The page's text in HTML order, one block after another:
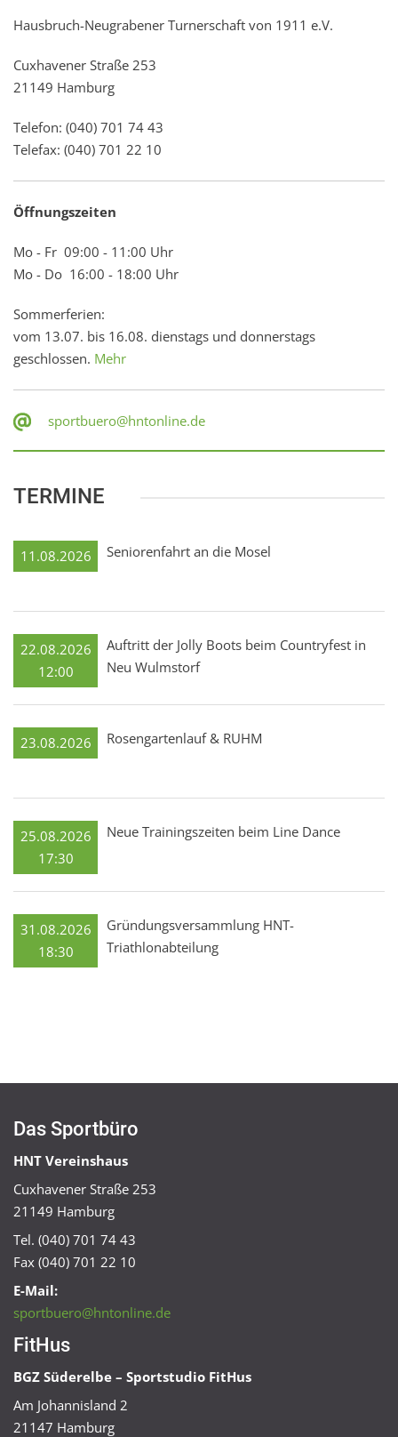
Hausbruch-Neugrabener Turnerschaft von 1911 e.V.
Cuxhavener Straße 253
21149 Hamburg
Telefon: (040) 701 74 43
Telefax: (040) 701 22 10
Öffnungszeiten
Mo - Fr 09:00 - 11:00 Uhr
Mo - Do 16:00 - 18:00 Uhr
Sommerferien:
vom 13.07. bis 16.08. dienstags und donnerstags
geschlossen. Mehr
sportbuero@hntonline.de
TERMINE
11.08.2026 Seniorenfahrt an die Mosel
22.08.2026
12:00
Auftritt der Jolly Boots beim Countryfest in
Neu Wulmstorf
23.08.2026 Rosengartenlauf & RUHM
25.08.2026
17:30
Neue Trainingszeiten beim Line Dance
31.08.2026
18:30
Gründungsversammlung HNT-
Triathlonabteilung
Das Sportbüro
HNT Vereinshaus
Cuxhavener Straße 253
21149 Hamburg
Tel. (040) 701 74 43
Fax (040) 701 22 10
E-Mail:
sportbuero@hntonline.de
FitHus
BGZ Süderelbe – Sportstudio FitHus
Am Johannisland 2
21147 Hamburg